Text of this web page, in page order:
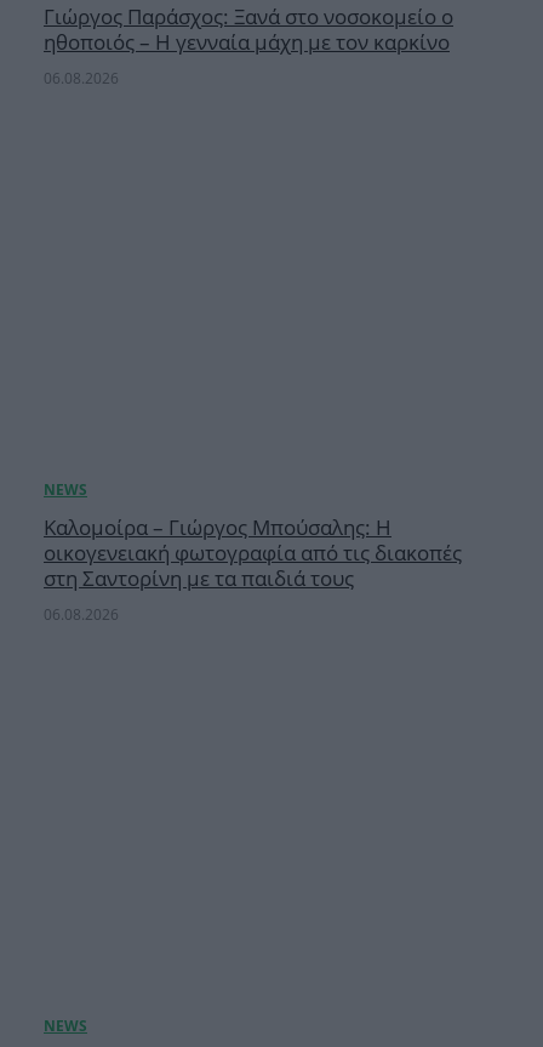
Γιώργος Παράσχος: Ξανά στο νοσοκομείο ο
ηθοποιός – Η γενναία μάχη με τον καρκίνο
06.08.2026
Καλομοίρα – Γιώργος Μπούσαλης: Η
οικογενειακή φωτογραφία από τις διακοπές
στη Σαντορίνη με τα παιδιά τους
06.08.2026